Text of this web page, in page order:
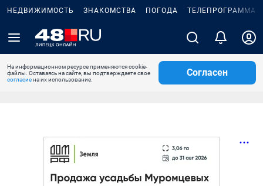
НЕДВИЖИМОСТЬ ЗНАКОМСТВА ПОГОДА ТЕЛЕПРОГРАММА
На информационном ресурсе применяются cookie-
файлы. Оставаясь на сайте, вы подтверждаете свое
согласиена их использование.
Согласен